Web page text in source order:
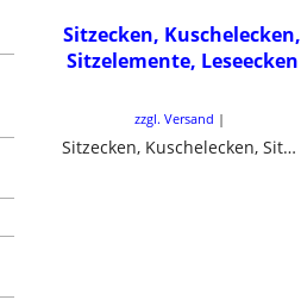
Sitzecken, Kuschelecken,
Sitzelemente, Leseecken
zzgl. Versand
Sitzecken, Kuschelecken, Sitzelemente, Leseecken